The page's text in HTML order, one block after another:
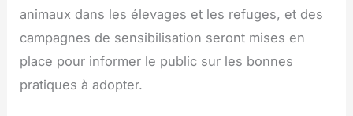
animaux dans les élevages et les refuges, et des
campagnes de sensibilisation seront mises en
place pour informer le public sur les bonnes
pratiques à adopter.